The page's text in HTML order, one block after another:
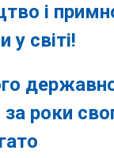
і
у світі!
за роки